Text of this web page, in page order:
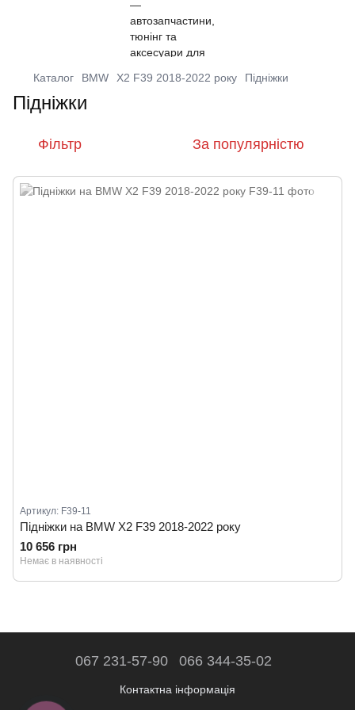
Каталог BMW X2 F39 2018-2022 року Підніжки
Підніжки
Фільтр За популярністю
Артикул: F39-11
Підніжки на BMW X2 F39 2018-2022 року
10 656 грн
Немає в наявності
067 231-57-90 066 344-35-02
Контактна інформація